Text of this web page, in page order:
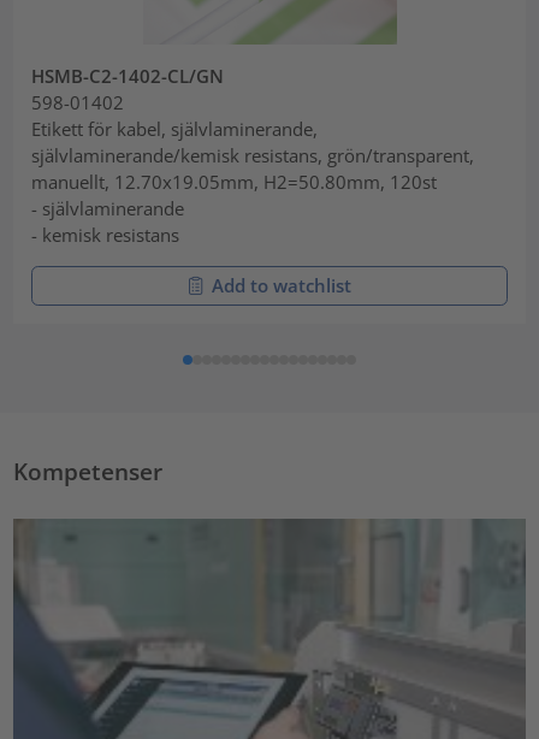
HSMB-C2-1402-CL/GN
598-01402
Etikett för kabel, självlaminerande,
självlaminerande/kemisk resistans, grön/transparent,
manuellt, 12.70x19.05mm, H2=50.80mm, 120st
- självlaminerande
- kemisk resistans
Add to watchlist
Kompetenser